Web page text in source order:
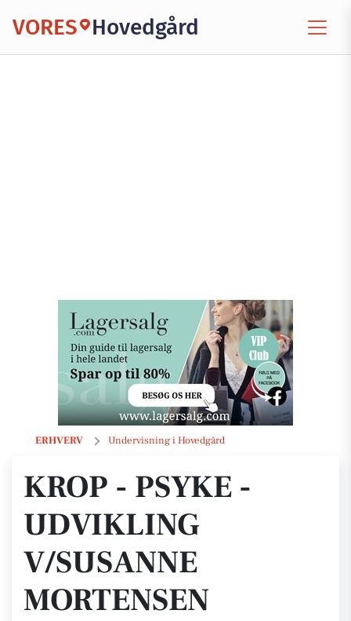
VORES Hovedgård
ERHVERV Undervisning i Hovedgård
KROP - PSYKE - UDVIKLING V/SUSANNE MORTENSEN
KROP - PSYKE -
UDVIKLING
V/SUSANNE
MORTENSEN